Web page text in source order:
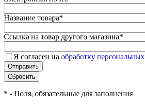
Название товара*
Ссылка на товар другого магазина*
Я согласен на обработку
* - Поля, обязательные для заполнения